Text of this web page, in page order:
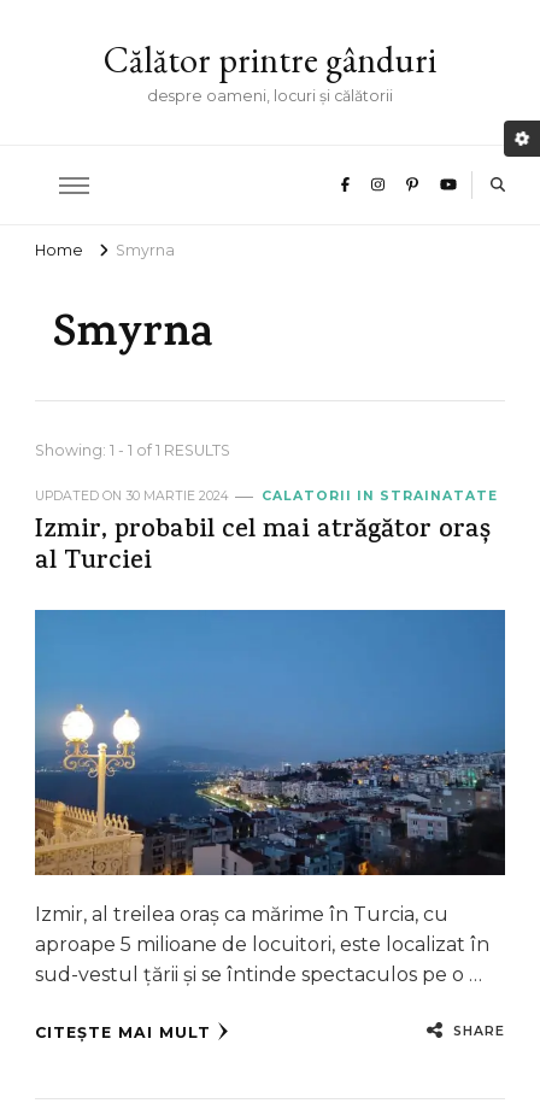
Călător printre gânduri
despre oameni, locuri și călătorii
Home Smyrna
Smyrna
Showing: 1 - 1 of 1 RESULTS
UPDATED ON 30 MARTIE 2024 CALATORII IN STRAINATATE
Izmir, probabil cel mai atrăgător oraș
al Turciei
Izmir, al treilea oraș ca mărime în Turcia, cu
aproape 5 milioane de locuitori, este localizat în
sud-vestul țării și se întinde spectaculos pe o …
CITEȘTE MAI MULT SHARE